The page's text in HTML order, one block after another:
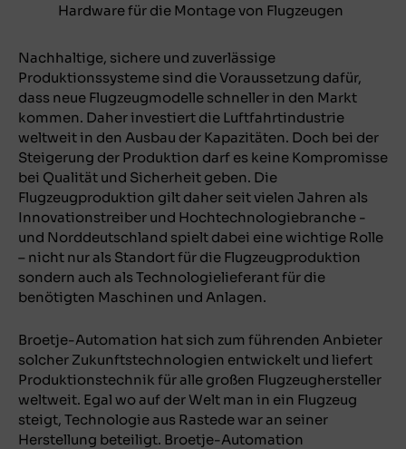
Hardware für die Montage von Flugzeugen
Nachhaltige, sichere und zuverlässige
Produktionssysteme sind die Voraussetzung dafür,
dass neue Flugzeugmodelle schneller in den Markt
kommen. Daher investiert die Luftfahrtindustrie
weltweit in den Ausbau der Kapazitäten. Doch bei der
Steigerung der Produktion darf es keine Kompromisse
bei Qualität und Sicherheit geben. Die
Flugzeugproduktion gilt daher seit vielen Jahren als
Innovationstreiber und Hochtechnologiebranche -
und Norddeutschland spielt dabei eine wichtige Rolle
– nicht nur als Standort für die Flugzeugproduktion
sondern auch als Technologielieferant für die
benötigten Maschinen und Anlagen.
Broetje-Automation hat sich zum führenden Anbieter
solcher Zukunftstechnologien entwickelt und liefert
Produktionstechnik für alle großen Flugzeughersteller
weltweit. Egal wo auf der Welt man in ein Flugzeug
steigt, Technologie aus Rastede war an seiner
Herstellung beteiligt. Broetje-Automation